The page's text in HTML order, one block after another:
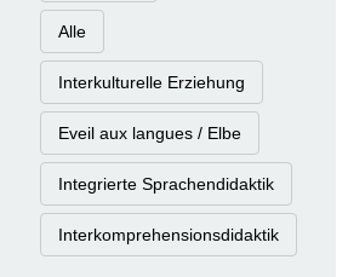
Alle
Interkulturelle Erziehung
Eveil aux langues / Elbe
Integrierte Sprachendidaktik
Interkomprehensionsdidaktik